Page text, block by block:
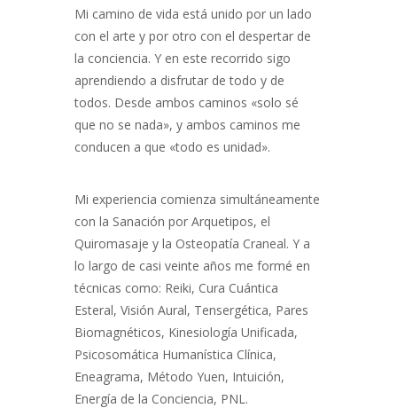
Mi camino de vida está unido por un lado
con el arte y por otro con el despertar de
la conciencia. Y en este recorrido sigo
aprendiendo a disfrutar de todo y de
todos. Desde ambos caminos «solo sé
que no se nada», y ambos caminos me
conducen a que «todo es unidad».
Mi experiencia comienza simultáneamente
con la Sanación por Arquetipos, el
Quiromasaje y la Osteopatía Craneal. Y a
lo largo de casi veinte años me formé en
técnicas como: Reiki, Cura Cuántica
Esteral, Visión Aural, Tensergética, Pares
Biomagnéticos, Kinesiología Unificada,
Psicosomática Humanística Clínica,
Eneagrama, Método Yuen, Intuición,
Energía de la Conciencia, PNL.